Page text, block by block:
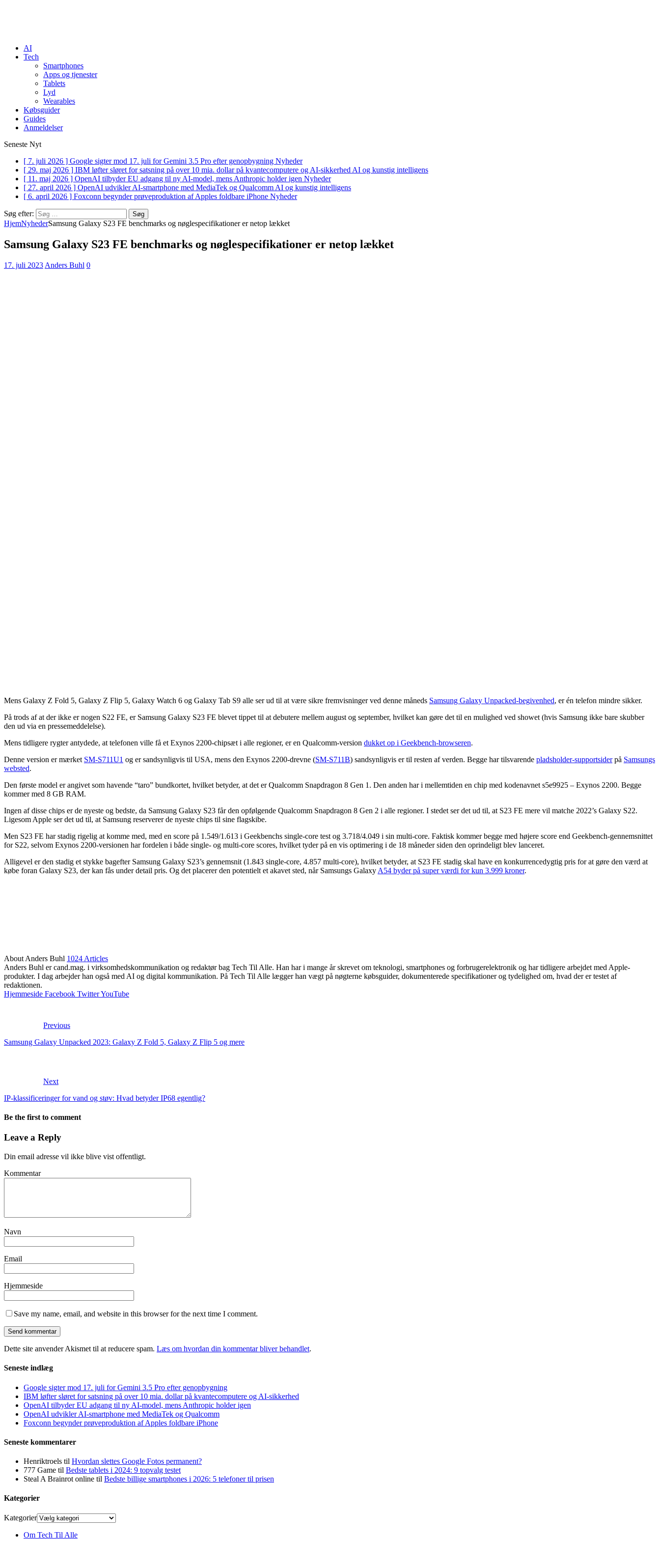
AI
Tech
Smartphones
Apps og tjenester
Tablets
Lyd
Wearables
Købsguider
Guides
Anmeldelser
Seneste Nyt
[ 7. juli 2026 ] Google sigter mod 17. juli for Gemini 3.5 Pro efter genopbygning Nyheder
[ 29. maj 2026 ] IBM løfter sløret for satsning på over 10 mia. dollar på kvantecomputere og AI-sikkerhed AI og kunstig intelligens
[ 11. maj 2026 ] OpenAI tilbyder EU adgang til ny AI-model, mens Anthropic holder igen Nyheder
[ 27. april 2026 ] OpenAI udvikler AI-smartphone med MediaTek og Qualcomm AI og kunstig intelligens
[ 6. april 2026 ] Foxconn begynder prøveproduktion af Apples foldbare iPhone Nyheder
Søg efter:
HjemNyhederSamsung Galaxy S23 FE benchmarks og nøglespecifikationer er netop lækket
Samsung Galaxy S23 FE benchmarks og nøglespecifikationer er netop lækket
17. juli 2023 Anders Buhl 0
Mens Galaxy Z Fold 5, Galaxy Z Flip 5, Galaxy Watch 6 og Galaxy Tab S9 alle ser ud til at være sikre fremvisninger ved denne måneds Samsung Galaxy Unpacked-begivenhed, er én telefon mindre sikker.
På trods af at der ikke er nogen S22 FE, er Samsung Galaxy S23 FE blevet tippet til at debutere mellem august og september, hvilket kan gøre det til en mulighed ved showet (hvis Samsung ikke bare skubber
den ud via en pressemeddelelse).
Mens tidligere rygter antydede, at telefonen ville få et Exynos 2200-chipsæt i alle regioner, er en Qualcomm-version dukket op i Geekbench-browseren.
Denne version er mærket SM-S711U1 og er sandsynligvis til USA, mens den Exynos 2200-drevne (SM-S711B) sandsynligvis er til resten af verden. Begge har tilsvarende pladsholder-supportsiderpå Samsungs
websted.
Den første model er angivet som havende “taro” bundkortet, hvilket betyder, at det er Qualcomm Snapdragon 8 Gen 1. Den anden har i mellemtiden en chip med kodenavnet s5e9925 – Exynos 2200. Begge
kommer med 8 GB RAM.
Ingen af disse chips er de nyeste og bedste, da Samsung Galaxy S23 får den opfølgende Qualcomm Snapdragon 8 Gen 2 i alle regioner. I stedet ser det ud til, at S23 FE mere vil matche 2022’s Galaxy S22.
Ligesom Apple ser det ud til, at Samsung reserverer de nyeste chips til sine flagskibe.
Men S23 FE har stadig rigelig at komme med, med en score på 1.549/1.613 i Geekbenchs single-core test og 3.718/4.049 i sin multi-core. Faktisk kommer begge med højere score end Geekbench-gennemsnittet
for S22, selvom Exynos 2200-versionen har fordelen i både single- og multi-core scores, hvilket tyder på en vis optimering i de 18 måneder siden den oprindeligt blev lanceret.
Alligevel er den stadig et stykke bagefter Samsung Galaxy S23’s gennemsnit (1.843 single-core, 4.857 multi-core), hvilket betyder, at S23 FE stadig skal have en konkurrencedygtig pris for at gøre den værd at
købe foran Galaxy S23, der kan fås under detail pris. Og det placerer den potentielt et akavet sted, når Samsungs Galaxy A54 byder på super værdi for kun 3.999 kroner.
About Anders Buhl 1024 Articles
Anders Buhl er cand.mag. i virksomhedskommunikation og redaktør bag Tech Til Alle. Han har i mange år skrevet om teknologi, smartphones og forbrugerelektronik og har tidligere arbejdet med Apple-
produkter. I dag arbejder han også med AI og digital kommunikation. På Tech Til Alle lægger han vægt på nøgterne købsguider, dokumenterede specifikationer og tydelighed om, hvad der er testet af
redaktionen.
Hjemmeside Facebook TwitterYouTube
Previous
Samsung Galaxy Unpacked 2023: Galaxy Z Fold 5, Galaxy Z Flip 5 og mere
Next
IP-klassificeringer for vand og støv: Hvad betyder IP68 egentlig?
Be the first to comment
Leave a Reply
Din email adresse vil ikke blive vist offentligt.
Kommentar
Navn
Email
Hjemmeside
Save my name, email, and website in this browser for the next time I comment.
Dette site anvender Akismet til at reducere spam. Læs om hvordan din kommentar bliver behandlet.
Seneste indlæg
Google sigter mod 17. juli for Gemini 3.5 Pro efter genopbygning
IBM løfter sløret for satsning på over 10 mia. dollar på kvantecomputere og AI-sikkerhed
OpenAI tilbyder EU adgang til ny AI-model, mens Anthropic holder igen
OpenAI udvikler AI-smartphone med MediaTek og Qualcomm
Foxconn begynder prøveproduktion af Apples foldbare iPhone
Seneste kommentarer
Henriktroels til Hvordan slettes Google Fotos permanent?
777 Game til Bedste tablets i 2024: 9 topvalg testet
Steal A Brainrot online til Bedste billige smartphones i 2026: 5 telefoner til prisen
Kategorier
Kategorier
Om Tech Til Alle